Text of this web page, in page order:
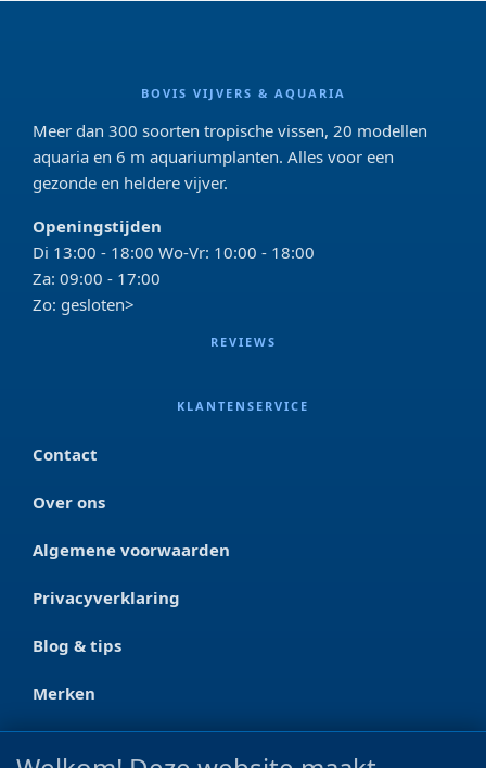
BOVIS VIJVERS & AQUARIA
Meer dan 300 soorten tropische vissen, 20 modellen
aquaria en 6 m aquariumplanten. Alles voor een
gezonde en heldere vijver.
Openingstijden
Di 13:00 - 18:00 Wo-Vr: 10:00 - 18:00
Za: 09:00 - 17:00
Zo: gesloten>
REVIEWS
KLANTENSERVICE
Contact
Over ons
Algemene voorwaarden
Privacyverklaring
Blog & tips
Merken
CONTACT